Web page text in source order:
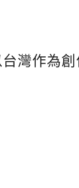
灣作為創